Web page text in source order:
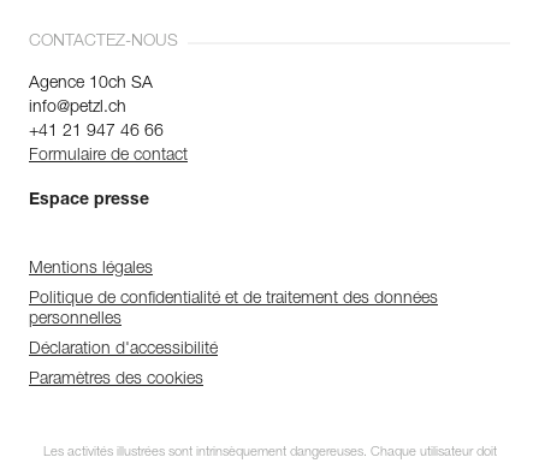
CONTACTEZ-NOUS
Agence 10ch SA
info@petzl.ch
+41 21 947 46 66
Formulaire de contact
Espace presse
Mentions légales
Politique de confidentialité et de traitement des données
personnelles
Déclaration d'accessibilité
Paramètres des cookies
Les activités illustrées sont intrinsèquement dangereuses. Chaque utilisateur doit